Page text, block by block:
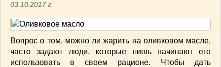
Румынская кухня
Швейцарская(6)
ПЕРВЫЕ БЛЮДА
(56)
03.10.2017 г.
Вопрос о том, можно ли жарить на оливковом масле,
часто задают люди, которые лишь начинают его
использовать в своем рационе. Чтобы дать